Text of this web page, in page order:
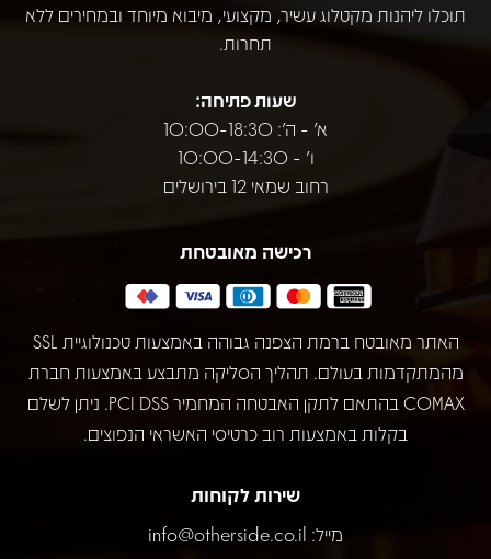
תוכלו ליהנות מקטלוג עשיר, מקצועי, מיבוא מיוחד ובמחירים ללא
תחרות.
שעות פתיחה:
א' - ה': 10:00-18:30
ו' - 10:00-14:30
רחוב שמאי 12 בירושלים
רכישה מאובטחת
האתר מאובטח ברמת הצפנה גבוהה באמצעות טכנולוגיית SSL
מהמתקדמות בעולם. תהליך הסליקה מתבצע באמצעות חברת
COMAX בהתאם לתקן האבטחה המחמיר PCI DSS. ניתן לשלם
בקלות באמצעות רוב כרטיסי האשראי הנפוצים.
שירות לקוחות
מייל: info@otherside.co.il